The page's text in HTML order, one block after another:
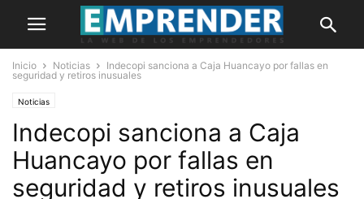
Inicio Noticias
Indecopi sanciona a Caja Huancayo por fallas en
seguridad y retiros inusuales
Noticias
Indecopi sanciona a Caja
Huancayo por fallas en
seguridad y retiros inusuales